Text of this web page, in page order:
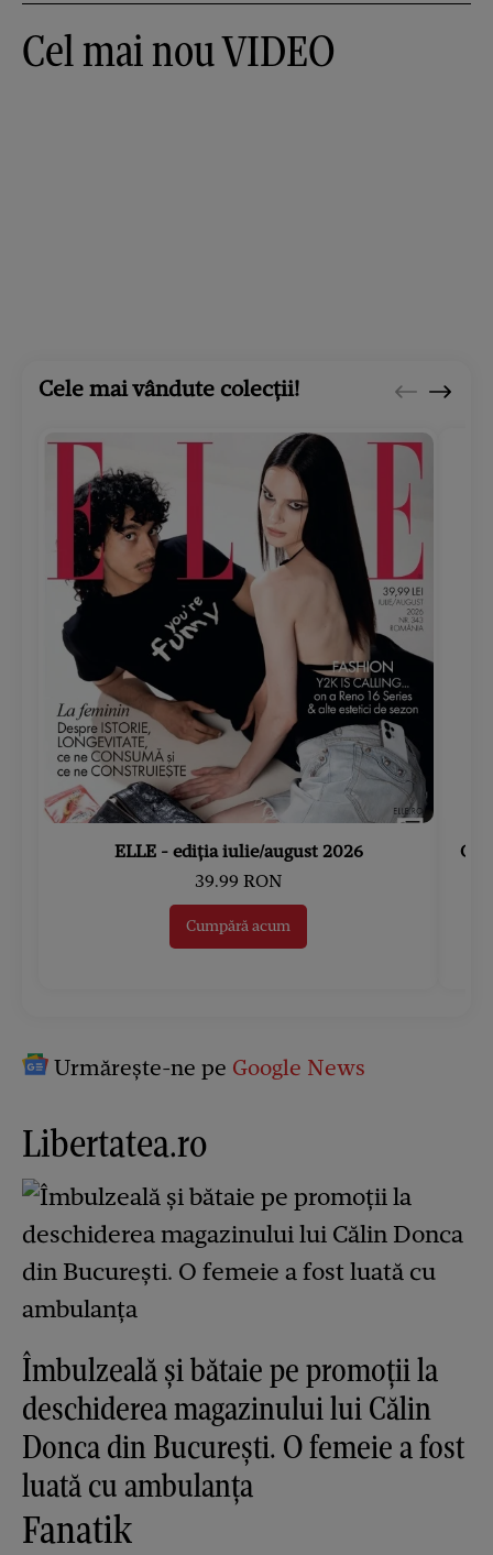
Cel mai nou VIDEO
Cele mai vândute colecții!
ELLE - ediția iulie/august 2026
39.99 RON
Cumpără acum
Urmărește-ne pe Google News
Libertatea.ro
Îmbulzeală și bătaie pe promoții la
deschiderea magazinului lui Călin
Donca din București. O femeie a fost
luată cu ambulanța
Fanatik